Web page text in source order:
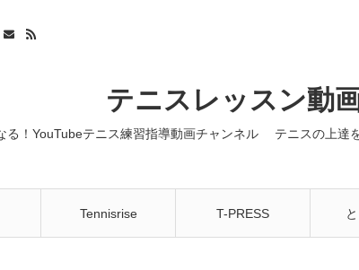
テニスレッスン動
る！YouTubeテニス練習指導動画チャンネル テニスの上
Tennisrise T-PRESS